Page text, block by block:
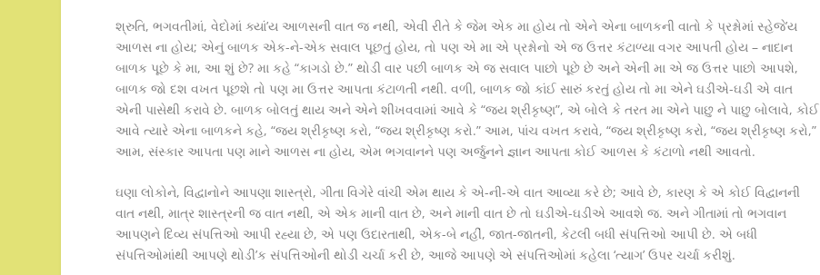
શ્રુતિ, ભગવતીમાં, વેદોમાં ક્યાં’ય આળસની વાત જ નથી, એવી રીતે કે જેમ એક મા હોય તો એને એના બાળકની વાતો કે પ્રશ્નોમાં સ્હેજે’ય
આળસ ના હોય; એનું બાળક એક-ને-એક સવાલ પૂછતું હોય, તો પણ એ મા એ પ્રશ્નોનો એ જ ઉત્તર કંટાળ્યા વગર આપતી હોય – નાદાન
બાળક પૂછે કે મા, આ શું છે? મા કહે “કાગડો છે.” થોડી વાર પછી બાળક એ જ સવાલ પાછો પૂછે છે અને એની મા એ જ ઉત્તર પાછો આપશે,
બાળક જો દશ વખત પૂછશે તો પણ મા ઉત્તર આપતા કંટાળતી નથી. વળી, બાળક જો કાંઈ સારું કરતું હોય તો મા એને ઘડીએ-ઘડી એ વાત
એની પાસેથી કરાવે છે. બાળક બોલતું થાય અને એને શીખવવામાં આવે કે “જય શ્રીકૃષ્ણ”, એ બોલે કે તરત મા એને પાછુ ને પાછુ બોલાવે, કોઈ
આવે ત્યારે એના બાળકને કહે, “જય શ્રીકૃષ્ણ કરો, “જય શ્રીકૃષ્ણ કરો.” આમ, પાંચ વખત કરાવે, “જય શ્રીકૃષ્ણ કરો, “જય શ્રીકૃષ્ણ કરો,”
આમ, સંસ્કાર આપતા પણ માને આળસ ના હોય, એમ ભગવાનને પણ અર્જુનને જ્ઞાન આપતા કોઈ આળસ કે કંટાળો નથી આવતો.
ઘણા લોકોને, વિદ્વાનોને આપણા શાસ્ત્રો, ગીતા વિગેરે વાંચી એમ થાય કે એ-ની-એ વાત આવ્યા કરે છે; આવે છે, કારણ કે એ કોઈ વિદ્વાનની
વાત નથી, માત્ર શાસ્ત્રની જ વાત નથી, એ એક માની વાત છે, અને માની વાત છે તો ઘડીએ-ઘડીએ આવશે જ. અને ગીતામાં તો ભગવાન
આપણને દિવ્ય સંપત્તિઓ આપી રહ્યા છે, એ પણ ઉદારતાથી, એક-બે નહીં, જાત-જાતની, કેટલી બધી સંપત્તિઓ આપી છે. એ બધી
સંપત્તિઓમાંથી આપણે થોડી’ક સંપત્તિઓની થોડી ચર્ચા કરી છે, આજે આપણે એ સંપત્તિઓમાં કહેલા ‘ત્યાગ’ ઉપર ચર્ચા કરીશું.